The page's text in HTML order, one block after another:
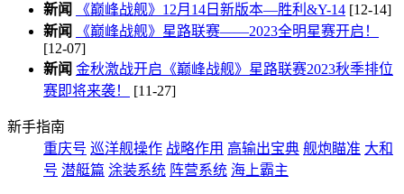
新闻
《巅峰战舰》12月14日新版本—胜利&Y-14 [12-14]
新闻
《巅峰战舰》星路联赛——2023全明星赛开启！
[12-07]
新闻 金秋激战开启《巅峰战舰》星路联赛2023秋季排位
赛即将来袭！
[11-27]
新手指南
重庆号 巡洋舰操作 战略作用 高输出宝典 舰炮瞄准 大和
号 潜艇篇 涂装系统 阵营系统 海上霸主